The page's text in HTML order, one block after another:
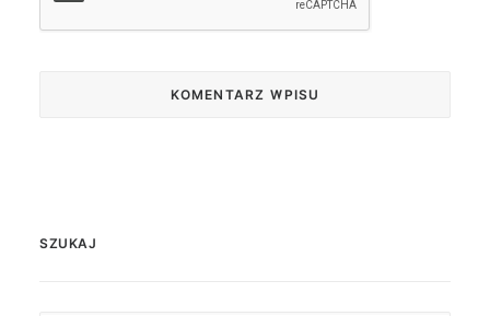
SZUKAJ